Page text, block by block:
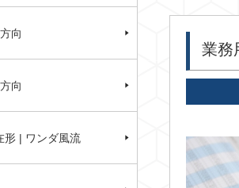
業務
向
向
形 | ワンダ風流